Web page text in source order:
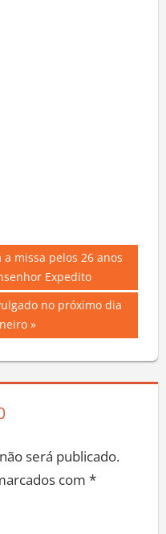
missa pelos 26 anos
Expedito
no próximo dia
será publicado.
com *